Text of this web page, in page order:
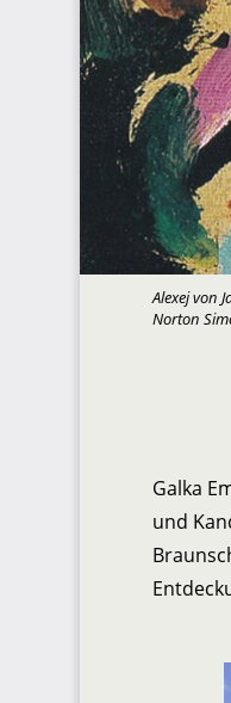
Alexej von
Norton
Galka
und